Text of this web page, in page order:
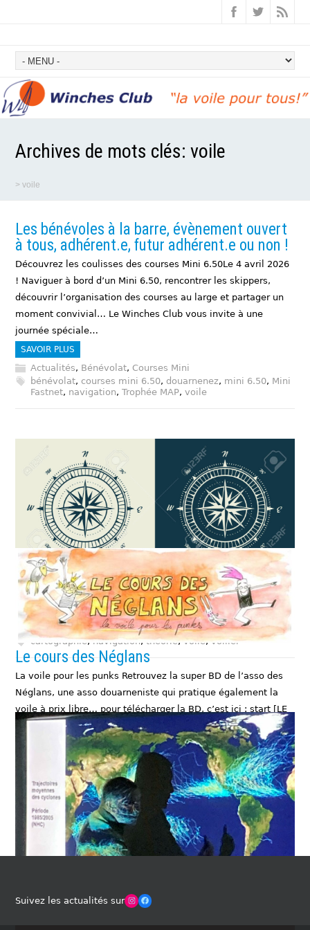
Archives de mots clés:voile
>voile
Les bénévoles à la barre, évènement ouvert
à tous, adhérent.e, futur adhérent.e ou non !
Découvrez les coulisses des courses Mini 6.50Le 4 avril 2026
! Naviguer à bord d’un Mini 6.50, rencontrer les skippers,
découvrir l’organisation des courses au large et partager un
moment convivial… Le Winches Club vous invite à une
journée spéciale…
SAVOIR PLUS
Actualités, Bénévolat,Courses Mini
bénévolat,courses mini 6.50,douarnenez, mini 6.50, Mini
Fastnet, navigation,Trophée MAP,voile
Les « 3 Nords » / route surface et route fond
—
Cartographie - Navigation,Un peu de théorie...
cartographie,navigation,théorie,voile,voilier
Le cours des Néglans
La voile pour les punks Retrouvez la super BD de l’asso des
Néglans, une asso douarneniste qui pratique également la
voile à prix libre… pour télécharger la BD, c’est ici : start [LE
COURS DES NEGLANS] et pour soutenir le…
SAVOIR PLUS
Un peu de théorie...
neglans,voile,voilier
Conférences météo de Jean-Jacques Quéré
Retrouvez ici les différents supports écrits et video des
Suivez les actualités surWinches Club OfficielFacebook